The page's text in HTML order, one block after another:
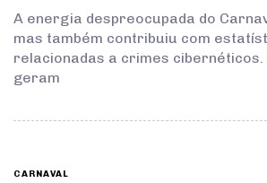
A energia despreocupada do
mas também contribuiu com
relacionadas a crimes cibernéticos.
geram
CARNAVAL